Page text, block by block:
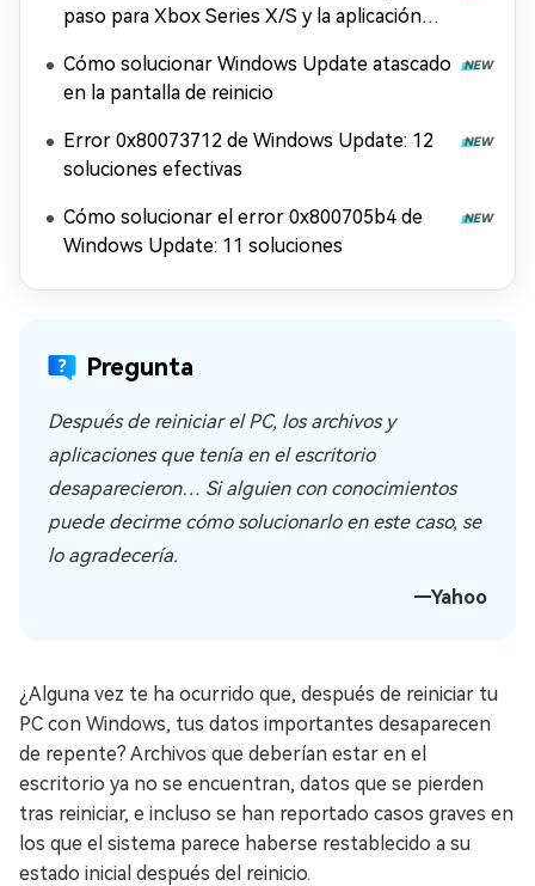
paso para Xbox Series X/S y la aplicación
Cómo solucionar Windows Update atascado
en la pantalla de reinicio
Error 0x80073712 de Windows Update: 12
soluciones efectivas
Cómo solucionar el error 0x800705b4 de
Windows Update: 11 soluciones
Pregunta
Después de reiniciar el PC, los archivos y
aplicaciones que tenía en el escritorio
desaparecieron… Si alguien con conocimientos
puede decirme cómo solucionarlo en este caso, se
lo agradecería.
—Yahoo
¿Alguna vez te ha ocurrido que, después de reiniciar tu
PC con Windows, tus datos importantes desaparecen
de repente? Archivos que deberían estar en el
escritorio ya no se encuentran, datos que se pierden
tras reiniciar, e incluso se han reportado casos graves en
los que el sistema parece haberse restablecido a su
estado inicial después del reinicio.